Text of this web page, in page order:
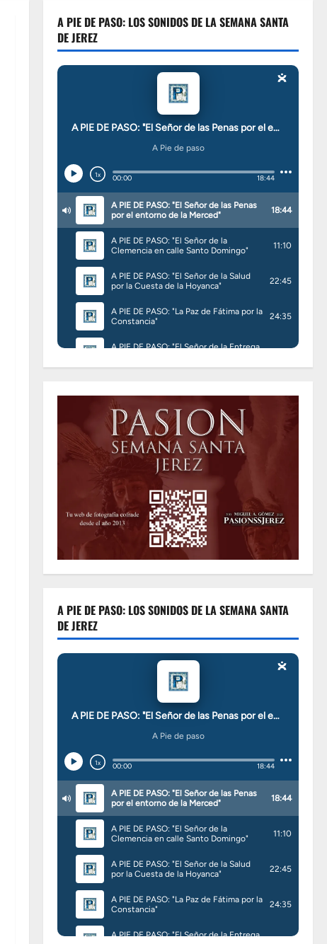
A PIE DE PASO: LOS SONIDOS DE LA SEMANA SANTA
DE JEREZ
A PIE DE PASO: LOS SONIDOS DE LA SEMANA SANTA
DE JEREZ